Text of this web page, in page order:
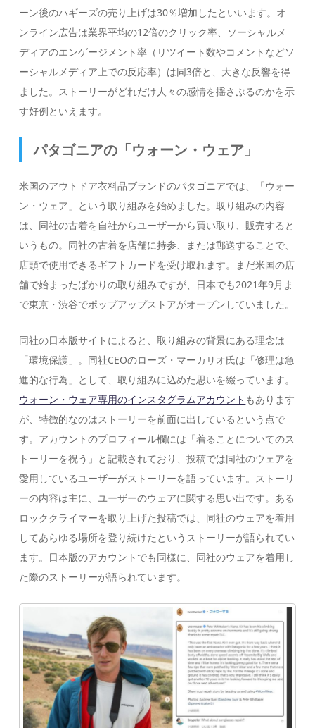
ーン後のハギーズの売り上げは30％増加したといいます。オ
ンライン広告は業界平均の12倍のクリック率、ソーシャルメ
ディアのエンゲージメント率（リツイート数やコメントなどソ
ーシャルメディア上での反応率）は同3倍と、大きな反響を得
ました。ストーリーがどれだけ人々の感情を揺さぶるのかを示
す好例といえます。
パタゴニアの「ウォーン・ウェア」
米国のアウトドア衣料品ブランドのパタゴニアでは、「ウォー
ン・ウェア」という取り組みを始めました。取り組みの内容
は、同社の古着を自社からユーザーから買い取り、販売すると
いうもの。同社の古着を店舗に持参、または郵送することで、
店頭で使用できるギフトカードを受け取れます。まだ米国の店
舗で始まったばかりの取り組みですが、日本でも2021年9月ま
で東京・渋谷でポップアップストアがオープンしていました。
同社の日本版サイトによると、取り組みの背景にある理念は
「環境保護」。同社CEOのローズ・マーカリオ氏は「修理は急
進的な行為」として、取り組みに込めた思いを綴っています。
ウォーン・ウェア専用のインスタグラムアカウント もあります
が、特徴的なのはストーリーを前面に出しているという点で
す。アカウントのプロフィール欄には「着ることについてのス
トーリーを祝う」と記載されており、投稿では同社のウェアを
愛用しているユーザーがストーリーを語っています。ストーリ
ーの内容は主に、ユーザーのウェアに関する思い出です。ある
ロッククライマーを取り上げた投稿では、同社のウェアを着用
してあらゆる場所を登り続けたというストーリーが語られてい
ます。日本版のアカウントでも同様に、同社のウェアを着用し
た際のストーリーが語られています。